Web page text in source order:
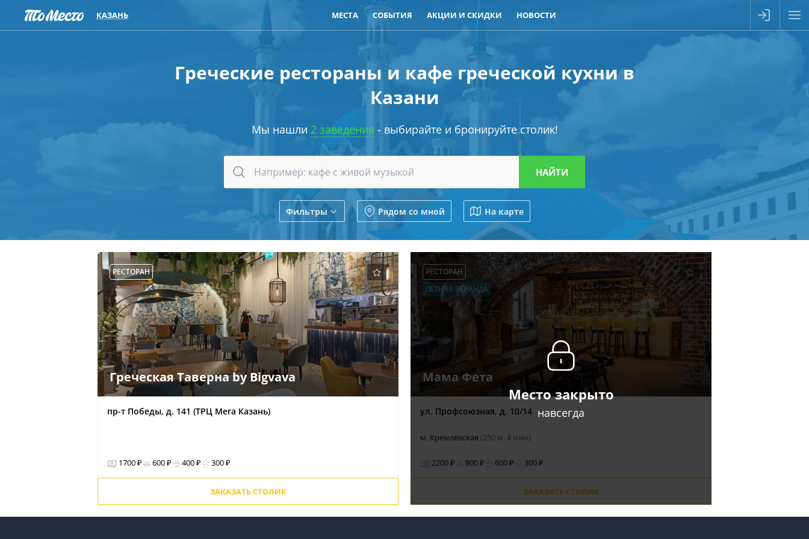
КАЗАНЬ МЕСТА СОБЫТИЯ АКЦИИ И СКИДКИ НОВОСТИ
Греческие рестораны и кафе греческой кухни в
Казани
Мы нашли 2 заведения - выбирайте и бронируйте столик!
Фильтры Рядом со мной На карте
РЕСТОРАН
Греческая Таверна by Bigvava
пр-т Победы, д. 141 (ТРЦ Мега Казань)
1700 ₽ 600 ₽ 400 ₽ 300 ₽
ЗАКАЗАТЬ СТОЛИК
Место закрыто
навсегда
РЕСТОРАН
ЛЕТНЯЯ ВЕРАНДА
Мама Фета
ул. Профсоюзная, д. 10/14
м. Кремлёвская (250 м, 4 мин)
2200 ₽ 800 ₽ 600 ₽ 300 ₽
ЗАКАЗАТЬ СТОЛИК